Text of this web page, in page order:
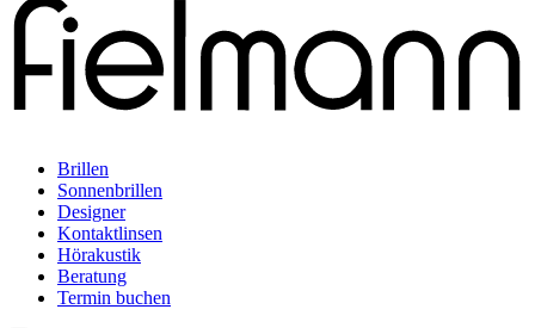
Brillen
Sonnenbrillen
Designer
Kontaktlinsen
Hörakustik
Beratung
Termin buchen